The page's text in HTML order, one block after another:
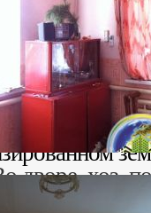
части и
В доме
горячая вода
дворе хоз.
виноград,